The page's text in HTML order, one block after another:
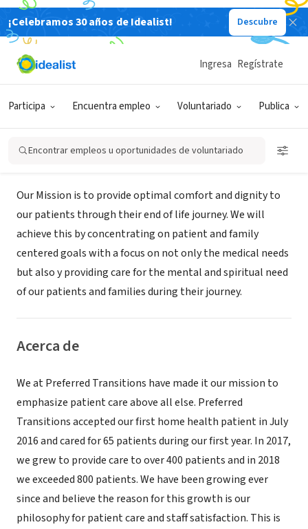
¡Celebramos 30 años de Idealist! Descubre
Participa Encuentra empleo Voluntariado Publica
Ingresa Regístrate
Encontrar empleos u oportunidades de voluntariado
EMPRESA SOCIAL / EMPRESA
Preferred Peaceful Transitions
Hospice
Milford, MA ptransitionshhc.com/
Misión
Our Mission is to provide optimal comfort and dignity to
our patients through their end of life journey. We will
achieve this by concentrating on patient and family
centered goals with a focus on not only the medical needs
but also y providing care for the mental and spiritual need
of our patients and families during their journey.
Acerca de
We at Preferred Transitions have made it our mission to
emphasize patient care above all else. Preferred
Transitions accepted our first home health patient in July
2016 and cared for 65 patients during our first year. In 2017,
we grew to provide care to over 400 patients and in 2018
we exceeded 800 patients. We have been growing ever
since and believe the reason for this growth is our
philosophy for patient care and staff satisfaction. This is